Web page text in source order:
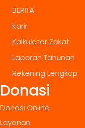
BERITA
Karir
Kalkulator Zakat
Laporan Tahunan
Rekening Lengkap
Donasi
Donasi Online
Layanan